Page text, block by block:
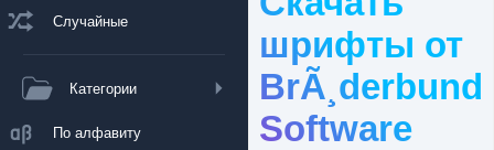
Случайные
Категории
По алфавиту
шрифты от
BrÃ¸derbund
Software